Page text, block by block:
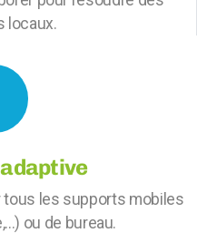
locaux.
tous les supports mobiles
ou de bureau.